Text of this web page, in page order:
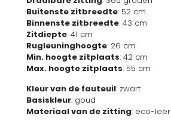
Buitenste zitbreedte: 52 cm
Binnenste zitbreedte: 43 cm
Zitdiepte: 41 cm
Rugleuninghoogte: 26 cm
Min. hoogte zitplaats: 42 cm
Max. hoogte zitplaats: 55 cm
Kleur van de fauteuil: zwart
Basiskleur: goud
Materiaal van de zitting: eco-leer